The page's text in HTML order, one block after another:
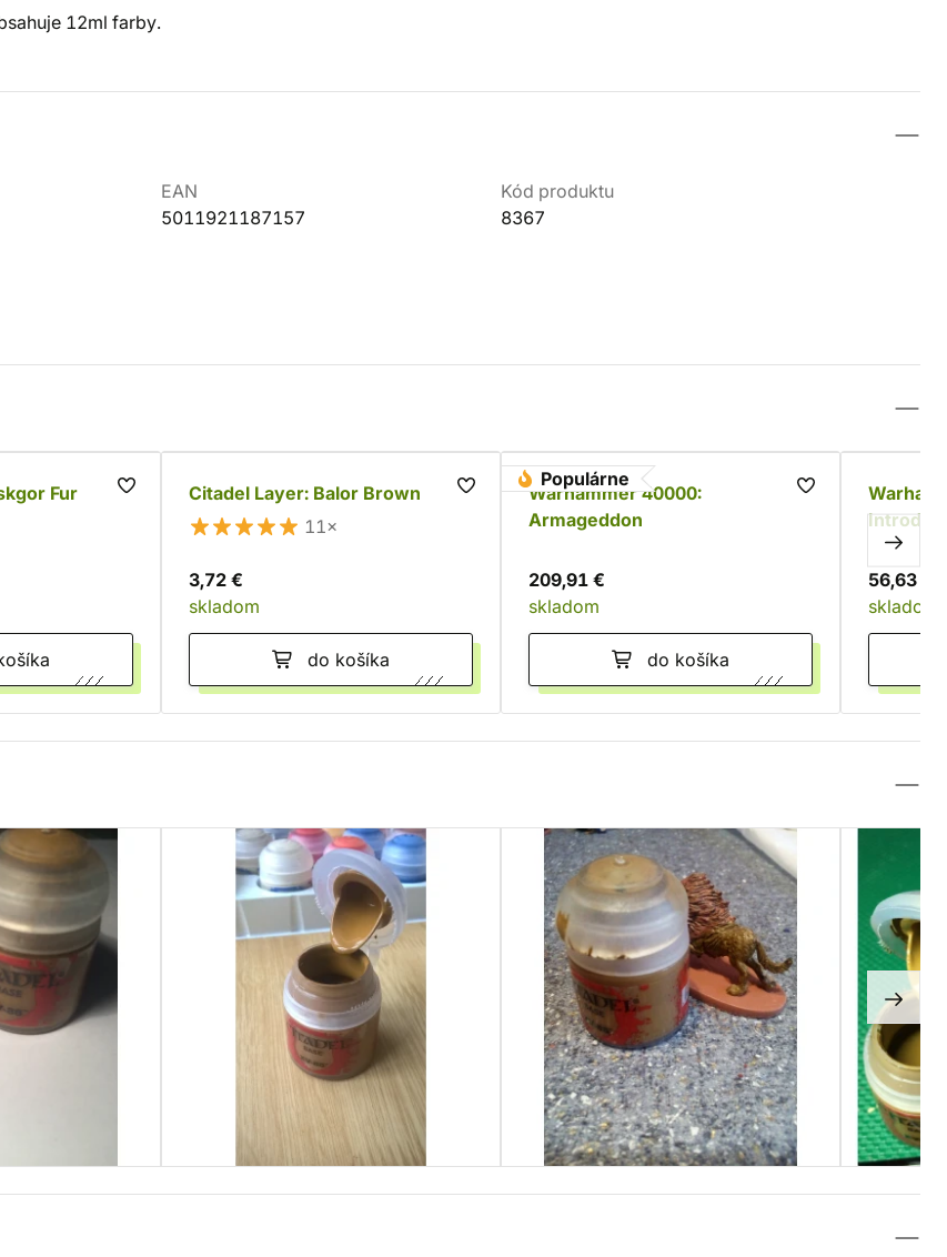
12ml farby.
EAN
5011921187157
Kód produktu
8367
Fur
Citadel Layer: Balor Brown
11×
3,72 €
skladom
do košíka
Populárne
Warhammer 40000:
Armageddon
209,91 €
skladom
do košíka
56,63 €
skladom